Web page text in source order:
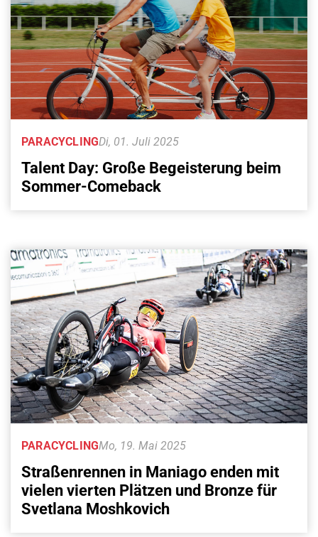
Di, 01. Juli 2025
PARACYCLING
Talent Day: Große Begeisterung beim
Sommer-Comeback
Mo, 19. Mai 2025
PARACYCLING
Straßenrennen in Maniago enden mit
vielen vierten Plätzen und Bronze für
Svetlana Moshkovich